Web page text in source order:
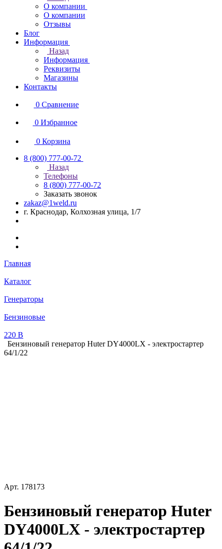
О компании
О компании
Отзывы
Блог
Информация
Назад
Информация
Реквизиты
Магазины
Контакты
0 Сравнение
0 Избранное
0 Корзина
8 (800) 777-00-72
Назад
Телефоны
8 (800) 777-00-72
Заказать звонок
zakaz@1weld.ru
г. Краснодар, Колхозная улица, 1/7
Главная
Каталог
Генераторы
Бензиновые
220 В
Бензиновый генератор Huter DY4000LX - электростартер
64/1/22
Арт. 178173
Бензиновый генератор Huter
DY4000LX - электростартер